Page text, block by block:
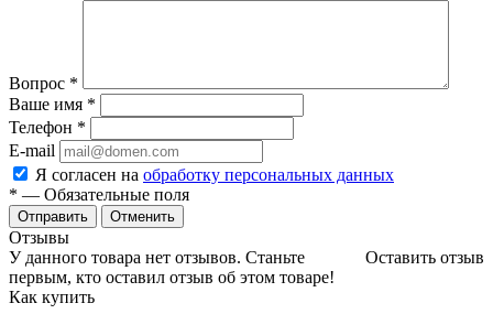
Вопрос *
Ваше имя *
Телефон *
E-mail
Я согласен на обработку персональных данных
* — Обязательные поля
Отменить
Отзывы
Оставить отзыв
У данного товара нет отзывов. Станьте
первым, кто оставил отзыв об этом товаре!
Как купить